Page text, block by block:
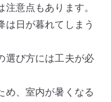
意点もあります。
は日が暮れてしまう
選び方には工夫が必
め、室内が暑くなる